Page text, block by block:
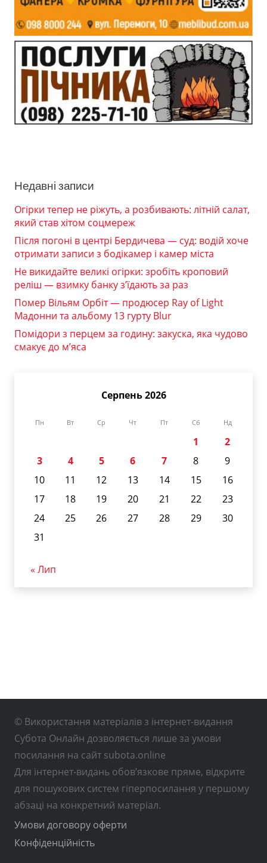
Недавні записи
Огірки тепер не ріжуть, а розбивають: літній салат,
який став хітом соцмереж
Після погоні в центрі Бердичева — суд: водій хоче
отримати записи з бодікамер і камер міста
Не викидайте великі огірки: зробіть кроповий
реліш — взимку банку з’їдають за раз
Помер Вільям Орбіт — продюсер Ray of Light
Мадонни та альбому 13 гурту Blur
Помідори з перцем за годину: закуска, яка чудово
смакує до м’яса
Серпень 2026
Пн Вт Ср Чт Пт Сб Нд
1
2
3
4 5 6 7 8
9
10
11 12 13 14 15
16
17
18 19 20 21 22
23
24
25 26 27 28 29
30
31
« Лип
© Використання матеріалів з інтернет-видання
Субота Онлайн дозволяється лише за умови
посилання на сайт subota.online
Для інтернет-видань обов’язкове пряме, відкрите
для пошукових систем гіперпосилання у першому
абзаці на конкретний матеріал.
Умови договору оферти
Конфіденційність